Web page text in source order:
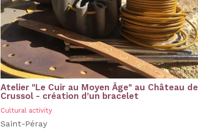
Atelier "Le Cuir au Moyen Âge" au Château de
Crussol - création d'un bracelet
Cultural activity
Saint-Péray